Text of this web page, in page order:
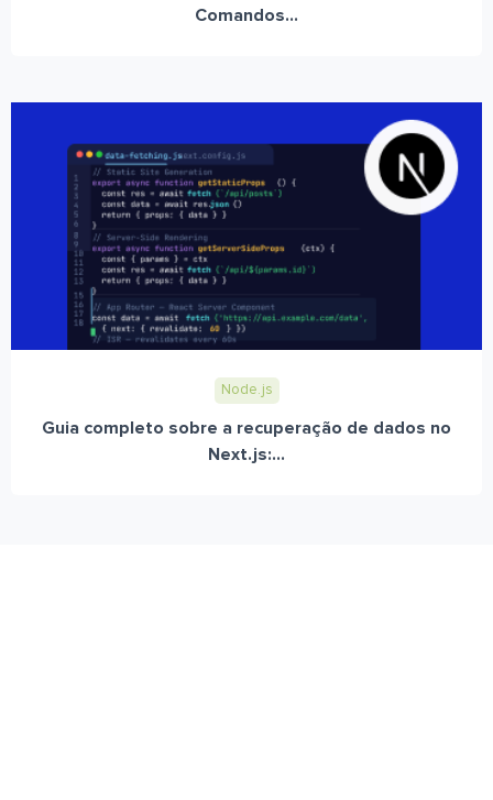
Comandos...
Node.js
Guia completo sobre a recuperação de dados no
Next.js:...